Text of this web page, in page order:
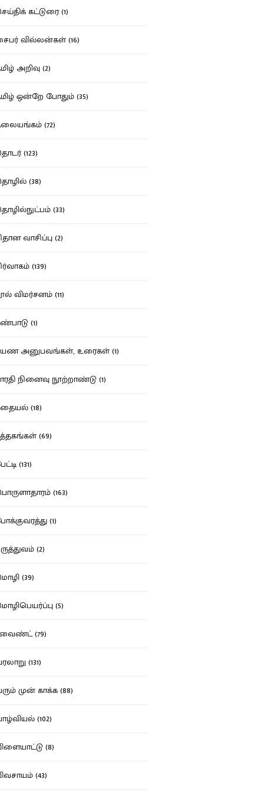
கட்டுரை (1)
வில்லன்கள் (16)
அறிவு (2)
ஒன்றே போதும் (35)
(72)
(123)
(38)
(33)
வாசிப்பு (2)
(139)
விமர்சனம் (11)
(1)
அனுபவங்கள், உரைகள் (1)
நினைவு நூற்றாண்டு (1)
(18)
(69)
(131)
(163)
(1)
(2)
(39)
(5)
(79)
(131)
முன் காக்க (88)
(102)
(8)
(43)